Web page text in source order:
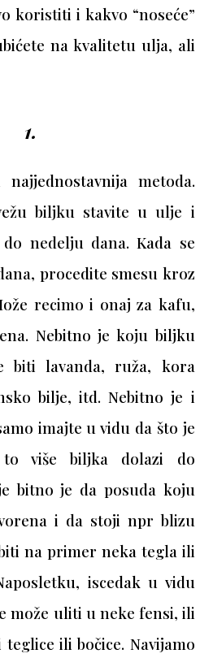
koristiti i kakvo “noseće”
na kvalitetu ulja, ali
1.
metoda.
biljku stavite u ulje i
nedelju dana. Kada se
procedite smesu kroz
recimo i onaj za kafu,
Nebitno je koju biljku
biti lavanda, ruža, kora
bilje, itd. Nebitno je i
imajte u vidu da što je
više biljka dolazi do
bitno je da posuda koju
i da stoji npr blizu
na primer neka tegla ili
iscedak u vidu
može uliti u neke fensi, ili
ili bočice. Navijamo